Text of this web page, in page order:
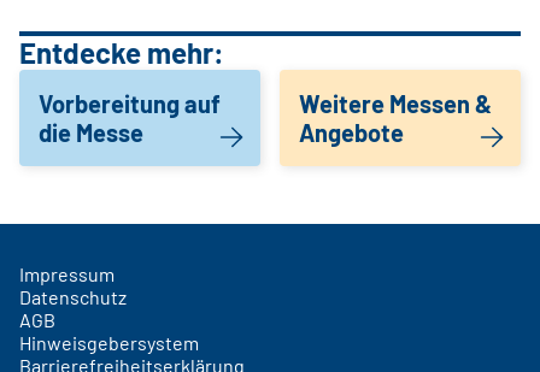
Entdecke mehr:
Vorbereitung auf
die Messe
Weitere Messen &
Angebote
Impressum
Datenschutz
AGB
Hinweisgebersystem
Barrierefreiheitserklärung